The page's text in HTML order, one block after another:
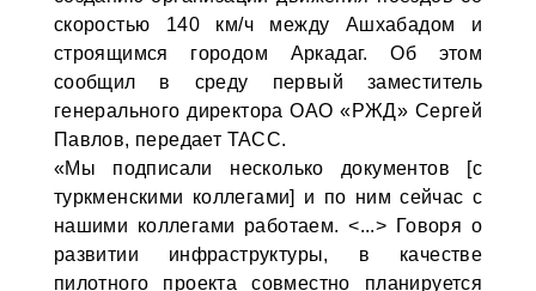
скоростью 140 км/ч между Ашхабадом и
строящимся городом Аркадаг. Об этом
сообщил в среду первый заместитель
генерального директора ОАО «РЖД» Сергей
Павлов, передает ТАСС.
«Мы подписали несколько документов [с
туркменскими коллегами] и по ним сейчас с
нашими коллегами работаем. <...> Говоря о
развитии инфраструктуры, в качестве
пилотного проекта совместно планируется